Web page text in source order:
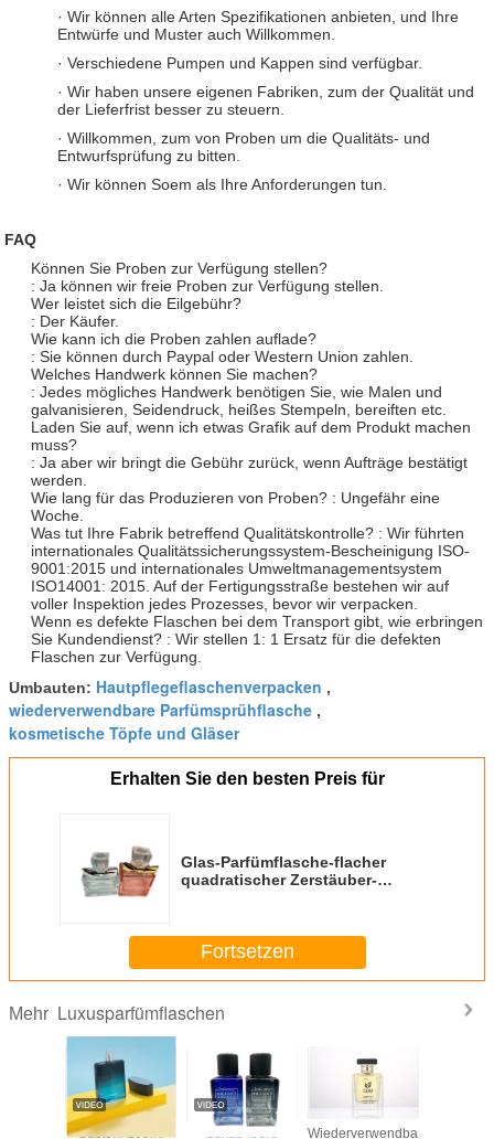
· Wir können alle Arten Spezifikationen anbieten, und Ihre
Entwürfe und Muster auch Willkommen.
· Verschiedene Pumpen und Kappen sind verfügbar.
· Wir haben unsere eigenen Fabriken, zum der Qualität und
der Lieferfrist besser zu steuern.
· Willkommen, zum von Proben um die Qualitäts- und
Entwurfsprüfung zu bitten.
· Wir können Soem als Ihre Anforderungen tun.
FAQ
Können Sie Proben zur Verfügung stellen?
: Ja können wir freie Proben zur Verfügung stellen.
Wer leistet sich die Eilgebühr?
: Der Käufer.
Wie kann ich die Proben zahlen auflade?
: Sie können durch Paypal oder Western Union zahlen.
Welches Handwerk können Sie machen?
: Jedes mögliches Handwerk benötigen Sie, wie Malen und
galvanisieren, Seidendruck, heißes Stempeln, bereiften etc.
Laden Sie auf, wenn ich etwas Grafik auf dem Produkt machen
muss?
: Ja aber wir bringt die Gebühr zurück, wenn Aufträge bestätigt
werden.
Wie lang für das Produzieren von Proben? : Ungefähr eine
Woche.
Was tut Ihre Fabrik betreffend Qualitätskontrolle? : Wir führten
internationales Qualitätssicherungssystem-Bescheinigung ISO-
9001:2015 und internationales Umweltmanagementsystem
ISO14001: 2015. Auf der Fertigungsstraße bestehen wir auf
voller Inspektion jedes Prozesses, bevor wir verpacken.
Wenn es defekte Flaschen bei dem Transport gibt, wie erbringen
Sie Kundendienst? : Wir stellen 1: 1 Ersatz für die defekten
Flaschen zur Verfügung.
Umbauten: Hautpflegeflaschenverpacken ,
wiederverwendbare Parfümsprühflasche ,
kosmetische Töpfe und Gläser
Erhalten Sie den besten Preis für
Glas-Parfümflasche-flacher
quadratischer Zerstäuber-
Supplier 25ml 50ml
Fortsetzen
Mehr Luxusparfümflaschen
Glasparfümflaschen Glasparfümflasche-